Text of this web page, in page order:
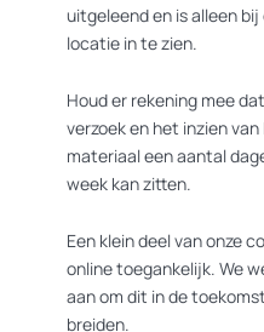
uitgeleend en is alleen bij
locatie in te zien.
Houd er rekening mee
verzoek en het inzien van
materiaal een aantal
week kan zitten.
Een klein deel van onze
online toegankelijk. We
aan om dit in de
breiden.